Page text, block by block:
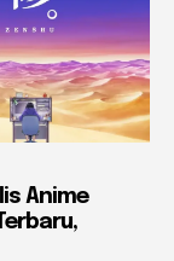
Anime